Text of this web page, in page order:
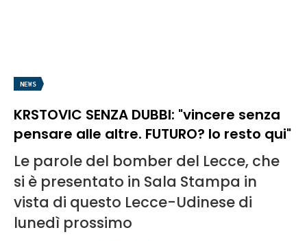
NEWS
KRSTOVIC SENZA DUBBI: "vincere senza
pensare alle altre. FUTURO? Io resto qui"
Le parole del bomber del Lecce, che
si è presentato in Sala Stampa in
vista di questo Lecce-Udinese di
lunedì prossimo